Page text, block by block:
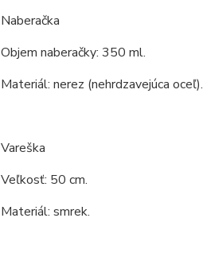
Naberačka
Objem naberačky: 350 ml.
Materiál: nerez (nehrdzavejúca oceľ).
Vareška
Veľkosť: 50 cm.
Materiál: smrek.